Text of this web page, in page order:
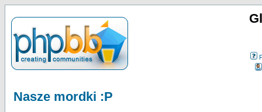
Nasze mordki :P